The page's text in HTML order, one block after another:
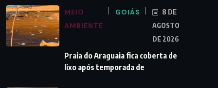
MEIO
AMBIENTE
GOIÁS
8 DE
AGOSTO
DE 2026
Praia do Araguaia fica coberta de
lixo após temporada de